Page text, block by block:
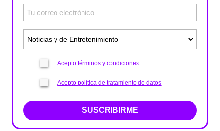
Acepto términos y condiciones
Acepto política de tratamiento de datos
SUSCRIBIRME